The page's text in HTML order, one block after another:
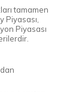
tamamen
Piyasası,
Piyasası